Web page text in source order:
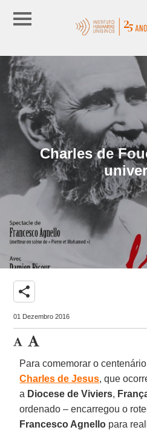
Charles de
share
01 Dezembro 2016
Para comemorar o
Charles de Jesus, que
a Diocese de Viviers,
ordenado – encarregou o
Francesco Agnello para